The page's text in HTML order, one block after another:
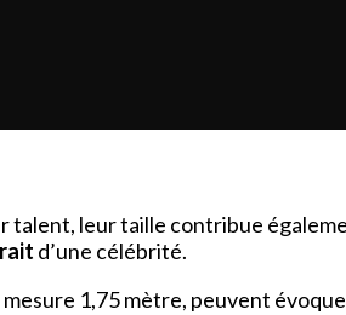
talent, leur taille contribue
d’une célébrité.
mesure 1,75 mètre, peuvent